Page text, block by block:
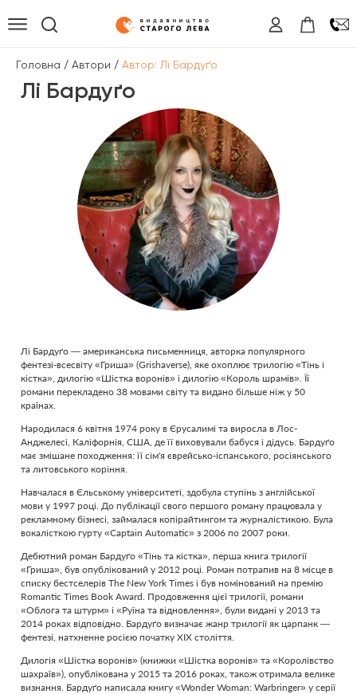
Головна / Автори / Автор: Лі Бардуґо
Лі Бардуґо
Лі Бардуґо — американська письменниця, авторка популярного
фентезі-всесвіту «Гриша» (Grishaverse), яке охоплює трилогію «Тінь і
кістка», дилогію «Шістка воронів» і дилогію «Король шрамів». Її
романи перекладено 38 мовами світу та видано більше ніж у 50
країнах.
Народилася 6 квітня 1974 року в Єрусалимі та виросла в Лос-
Анджелесі, Каліфорнія, США, де її виховували бабуся і дідусь. Бардуґо
має змішане походження: її сім'я єврейсько-іспанського, росіянського
та литовського коріння.
Навчалася в Єльському університеті, здобула ступінь з англійської
мови у 1997 році. До публікації свого першого роману працювала у
рекламному бізнесі, займалася копірайтингом та журналістикою. Була
вокалісткою гурту «Captain Automatic» з 2006 по 2007 роки.
Дебютний роман Бардуґо «Тінь та кістка», перша книга трилогії
«Гриша», був опублікований у 2012 році. Роман потрапив на 8 місце в
списку бестселерів The New York Times і був номінований на премію
Romantic Times Book Award. Продовження цієї трилогії, романи
«Облога та штурм» і «Руїна та відновлення», були видані у 2013 та
2014 роках відповідно. Бардуґо визначає жанр трилогії як царпанк —
фентезі, натхненне росією початку ХІХ століття.
Дилогія «Шістка воронів» (книжки «Шістка воронів» та «Королівство
шахраїв»), опублікована у 2015 та 2016 роках, також отримала велике
визнання. Бардуґо написала книгу «Wonder Woman: Warbringer» у серії